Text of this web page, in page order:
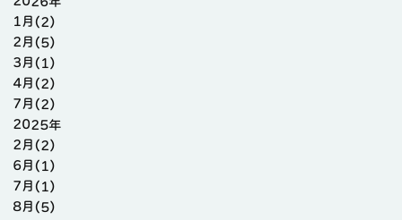
1月(2)
2月(5)
3月(1)
4月(2)
7月(2)
2025年
2月(2)
6月(1)
7月(1)
8月(5)